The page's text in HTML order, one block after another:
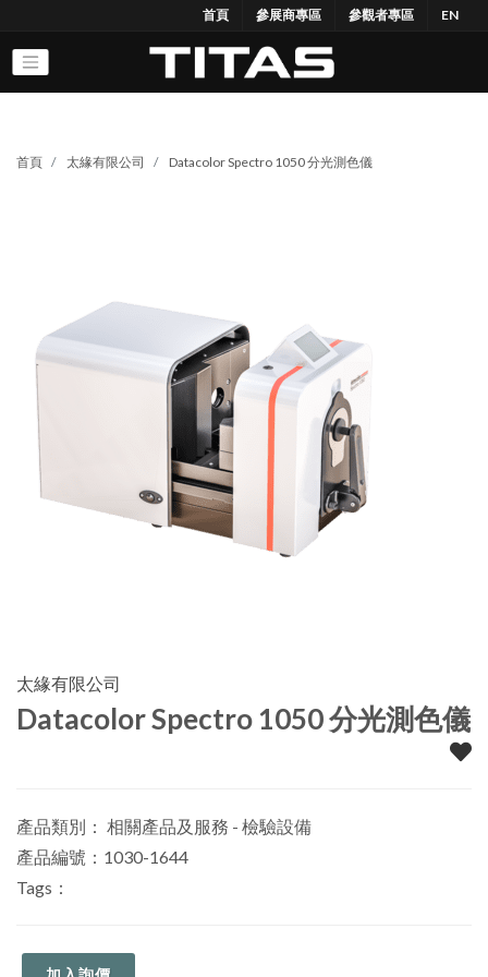
首頁 參展商專區 參觀者專區 EN
首頁 太緣有限公司 Datacolor Spectro 1050 分光測色儀
太緣有限公司
Datacolor Spectro 1050 分光測色儀
產品類別： 相關產品及服務 - 檢驗設備
產品編號：1030-1644
Tags：